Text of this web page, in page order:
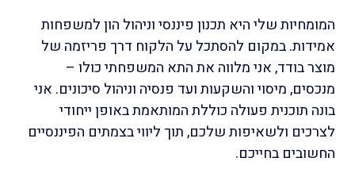
המומחיות שלי היא תכנון פיננסי וניהול הון למשפחות
אמידות. במקום להסתכל על הלקוח דרך פריזמה של
מוצר בודד, אני מלווה את התא המשפחתי כולו –
מנכסים, מיסוי והשקעות ועד פנסיה וניהול סיכונים. אני
בונה תוכנית פעולה כוללת המותאמת באופן ייחודי
לצרכים ולשאיפות שלכם, תוך ליווי בצמתים הפיננסיים
החשובים בחייכם.